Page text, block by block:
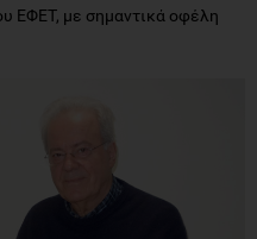
ΕΦΕΤ, με σημαντικά οφέλη